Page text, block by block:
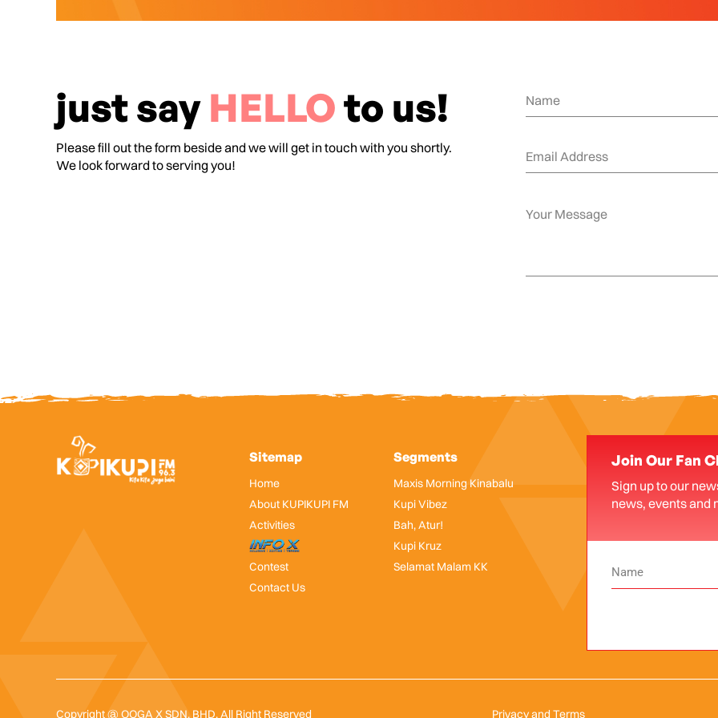
just say HELLOto us!
Please fill out the form beside and we will get in touch with you shortly.
We look forward to serving you!
Sitemap
Home
About KUPIKUPI FM
Activities
InfoX
Contest
Contact Us
Segments
Maxis Morning Kinabalu
Kupi Vibez
Bah, Atur!
Kupi Kruz
Selamat Malam KK
Join Our Fan
Sign up to our
news, events and
Copyright @ OOGA X SDN. BHD. All Right Reserved Privacy and Terms